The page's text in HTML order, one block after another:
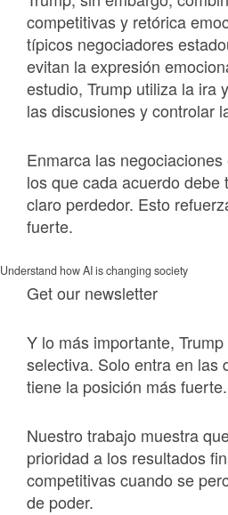
competitivas y retórica
típicos negociadores
evitan la expresión
estudio, Trump utiliza la ira
las discusiones y controlar
Enmarca las
los que cada acuerdo
claro perdedor. Esto
fuerte.
Understand how AI is changing society
Get our newsletter
Y lo más importante,
selectiva. Solo entra en las
tiene la posición más fuerte.
Nuestro trabajo muestra
prioridad a los resultados
competitivas cuando se
de poder.